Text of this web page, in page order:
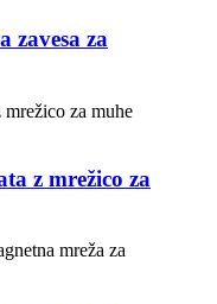
zavesa za
z mrežico za